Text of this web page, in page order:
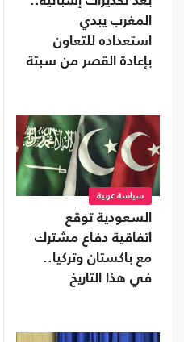
المغرب يبدي
استعداده للتعاون
بإعادة القصر من سبتة
سياسة عربية
السعودية توقع
اتفاقية دفاع مشترك
مع باكستان وتركيا..
في هذا التاريخ